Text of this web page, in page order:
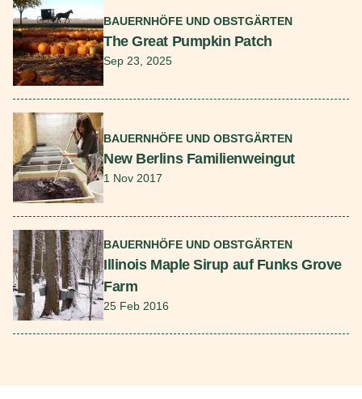
BAUERNHÖFE UND OBSTGÄRTEN
The Great Pumpkin Patch
Sep 23, 2025
BAUERNHÖFE UND OBSTGÄRTEN
New Berlins Familienweingut
1 Nov 2017
BAUERNHÖFE UND OBSTGÄRTEN
Illinois Maple Sirup auf Funks Grove
Farm
25 Feb 2016